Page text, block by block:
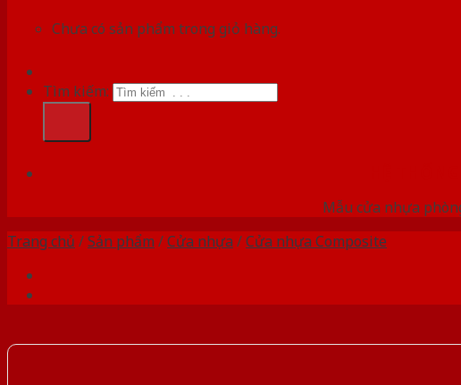
Chưa có sản phẩm trong giỏ hàng.
Tìm kiếm:
Mẫu cửa nhựa
Trang chủ /Sản phẩm /Cửa nhựa /Cửa nhựa Composite